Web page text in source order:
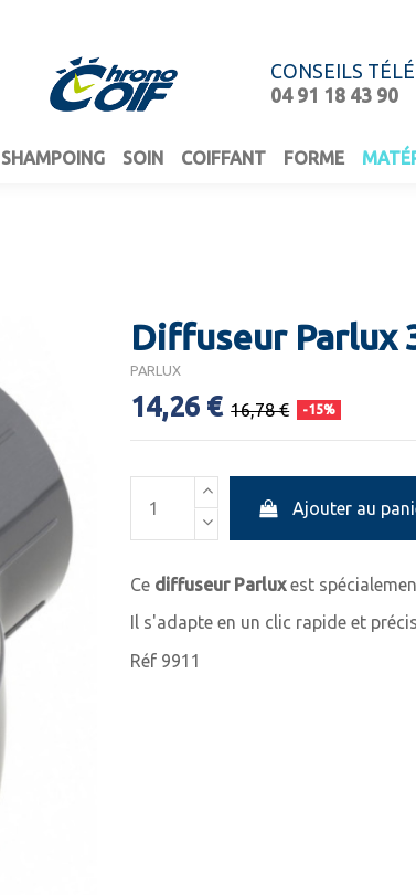
CONSEILS
04 91 18 43 90
SHAMPOING SOIN COIFFANT FORME
Diffuseur Parlux
PARLUX
14,26 € 16,78 € -15%
Ajouter au
Ce diffuseur Parluxest
Il s'adapte en un clic rapide et
Réf 9911